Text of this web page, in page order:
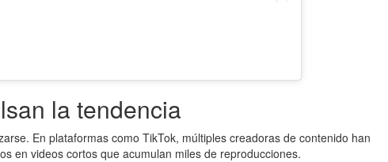
la tendencia
En plataformas como TikTok, múltiples creadoras de contenido han
en videos cortos que acumulan miles de reproducciones.